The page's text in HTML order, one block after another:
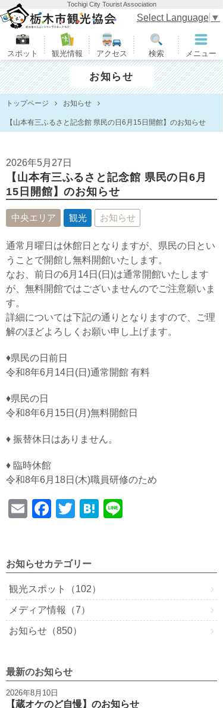
Tochigi City Tourist Association
栃木市観光協会
スポット 観光情報 アクセス 検索 メニュー
Select Language ▼
お知らせ
トップページ お知らせ
【山本有三ふるさと記念館 県民の日6月15日開館】のお知らせ
2026年5月27日
【山本有三ふるさと記念館 県民の日6月
15日開館】のお知らせ
中央エリア 観光 お知らせ
通常月曜日は休館日となりますが、県民の日とい
うことで開館し無料開館いたします。
なお、前日の6月14日(日)は通常開館いたします
が、無料開館ではございませんのでご注意願いま
す。
詳細については下記の通りとなりますので、ご理
解のほどよろしくお願い申し上げます。
♦県民の日前日
令和8年6月14日(日)通常開館 有料
♦県民の日
令和8年6月15日(月)無料開館日
♦ 振替休日はありません。
♦ 臨時休館
令和8年6月18日(木)職員研修のため
E
F
e
b
o
o
k
T
er
H
お知らせカテゴリー
観光スポット（102）
メディア情報（7）
お知らせ（850）
最新のお知らせ
2026年8月10日
【蔵オケのど自慢】のお知らせ